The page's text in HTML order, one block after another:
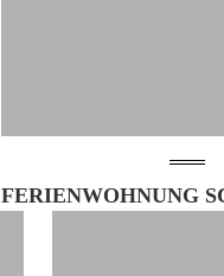
FERIENWOHNUNG